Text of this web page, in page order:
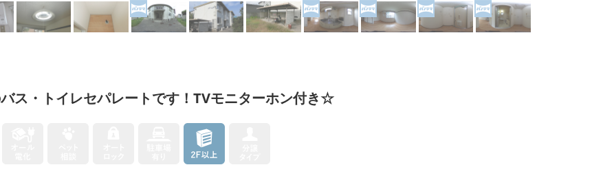
ス・トイレセパレートです！TVモニターホン付き☆